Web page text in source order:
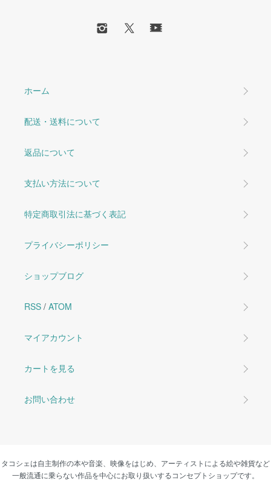
ホーム
配送・送料について
返品について
支払い方法について
特定商取引法に基づく表記
プライバシーポリシー
ショップブログ
RSS / ATOM
マイアカウント
カートを見る
お問い合わせ
タコシェは自主制作の本や音楽、映像をはじめ、アーティストによる絵や雑貨など
一般流通に乗らない作品を中心にお取り扱いするコンセプトショップです。